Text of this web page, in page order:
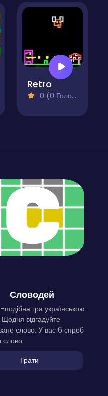
Retro
0 (0 Голосів)
Словодей
гра українською
відгадуйте
слово. У вас 6 спроб
слово.
Грати